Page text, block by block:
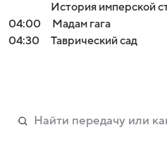
История имперской
04:00
Мадам гага
04:30
Таврический сад